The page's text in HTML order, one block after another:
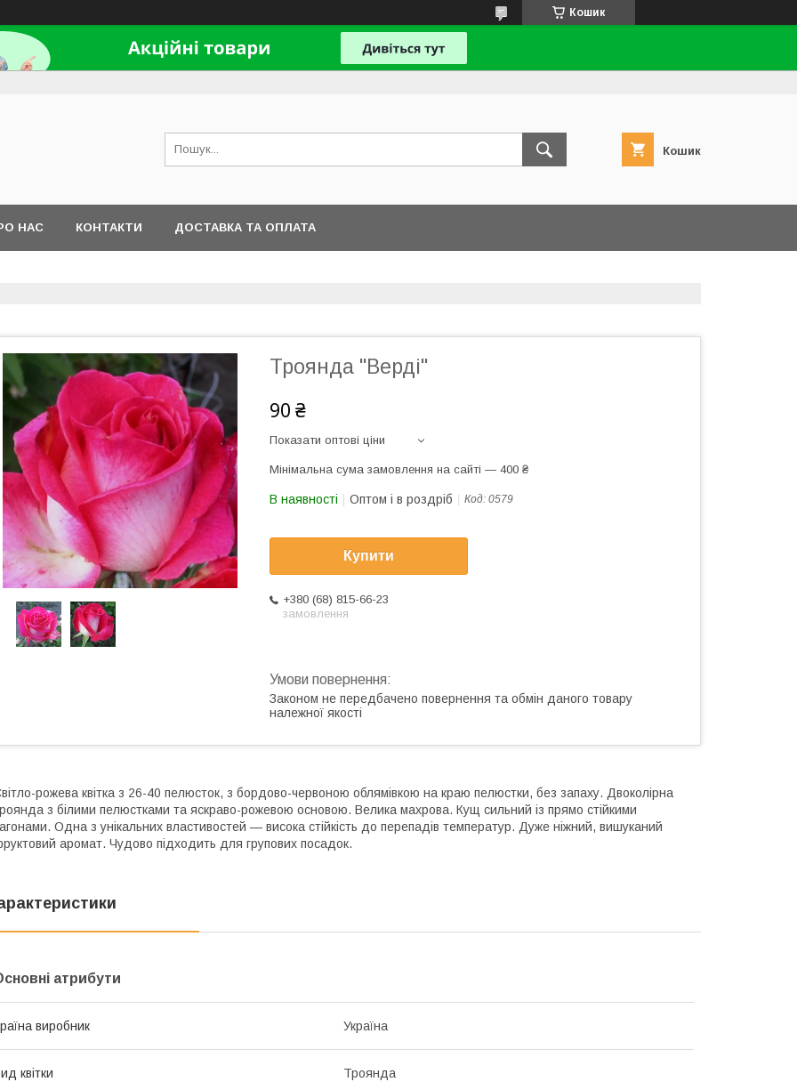
Кошик
Кошик
НАС КОНТАКТИ ДОСТАВКА ТА ОПЛАТА
Троянда "Верді"
90 ₴
Показати оптові ціни
Мінімальна сума замовлення на сайті — 400 ₴
В наявності Оптом і в роздріб Код: 0579
Купити
+380 (68) 815-66-23
замовлення
Законом не передбачено повернення та обмін даного товару
належної якості
рожева квітка з 26-40 пелюсток, з бордово-червоною облямівкою на краю пелюстки, без запаху. Двоколірна
з білими пелюстками та яскраво-рожевою основою. Велика махрова. Кущ сильний із прямо стійкими
Одна з унікальних властивостей — висока стійкість до перепадів температур. Дуже ніжний, вишуканий
аромат. Чудово підходить для групових посадок.
атрибути
виробник Україна
квітки Троянда